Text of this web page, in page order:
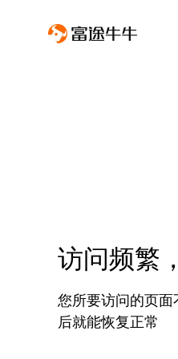
访问频繁
您所要访问的页
后就能恢复正常